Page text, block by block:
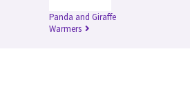
Panda and Giraffe
Warmers